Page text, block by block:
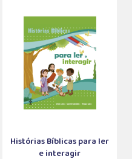
Histórias Bíblicas para ler
e interagir